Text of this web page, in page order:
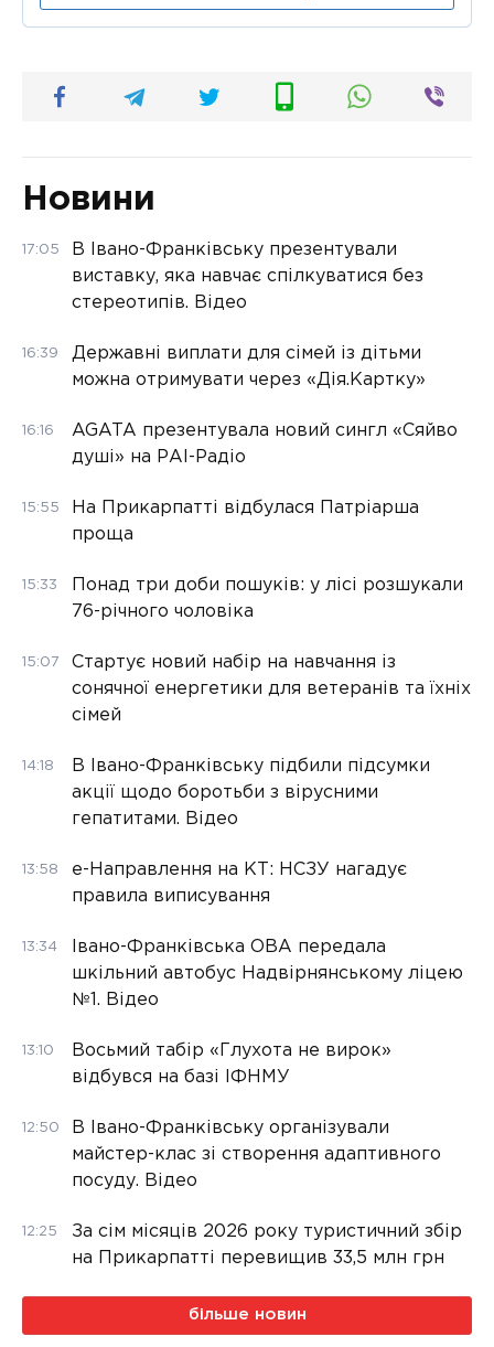
Новини
17:05
В Івано-Франківську презентували
виставку, яка навчає спілкуватися без
стереотипів. Відео
16:39
Державні виплати для сімей із дітьми
можна отримувати через «Дія.Картку»
16:16
AGATA презентувала новий сингл «Сяйво
душі» на РАІ-Радіо
15:55
На Прикарпатті відбулася Патріарша
проща
15:33
Понад три доби пошуків: у лісі розшукали
76-річного чоловіка
15:07
Стартує новий набір на навчання із
сонячної енергетики для ветеранів та їхніх
сімей
14:18
В Івано-Франківську підбили підсумки
акції щодо боротьби з вірусними
гепатитами. Відео
13:58
е-Направлення на КТ: НСЗУ нагадує
правила виписування
13:34
Івано-Франківська ОВА передала
шкільний автобус Надвірнянському ліцею
№1. Відео
13:10
Восьмий табір «Глухота не вирок»
відбувся на базі ІФНМУ
12:50
В Івано-Франківську організували
майстер-клас зі створення адаптивного
посуду. Відео
12:25
За сім місяців 2026 року туристичний збір
на Прикарпатті перевищив 33,5 млн грн
більше новин